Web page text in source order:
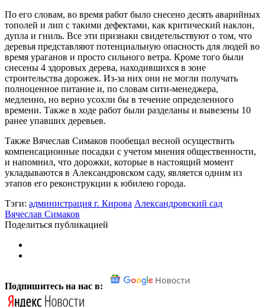
По его словам, во время работ было снесено десять аварийных
тополей и лип с такими дефектами, как критический наклон,
дупла и гниль. Все эти признаки свидетельствуют о том, что
деревья представляют потенциальную опасность для людей во
время ураганов и просто сильного ветра. Кроме того были
снесены 4 здоровых дерева, находившихся в зоне
строительства дорожек. Из-за них они не могли получать
полноценное питание и, по словам сити-менеджера,
медленно, но верно усохли бы в течение определенного
времени. Также в ходе работ были разделаны и вывезены 10
ранее упавших деревьев.
Также Вячеслав Симаков пообещал весной осуществить
компенсационные посадки с учетом мнения общественности,
и напомнил, что дорожки, которые в настоящий момент
укладываются в Александровском саду, является одним из
этапов его реконструкции к юбилею города.
Тэги: администрация г. Кирова Александровский сад
Вячеслав Симаков
Поделиться публикацией
Подпишитесь на нас в: